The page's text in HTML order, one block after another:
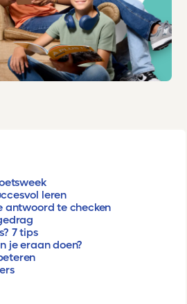
leren
antwoord te checken
7 tips
je eraan doen?